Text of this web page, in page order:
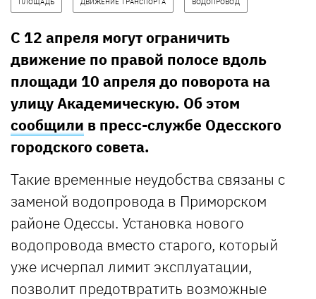
С 12 апреля могут ограничить
движение по правой полосе вдоль
площади 10 апреля до поворота на
улицу Академическую. Об этом
сообщили в пресс-службе Одесского
городского совета.
Такие временные неудобства связаны с
заменой водопровода в Приморском
районе Одессы. Установка нового
водопровода вместо старого, который
уже исчерпал лимит эксплуатации,
позволит предотвратить возможные